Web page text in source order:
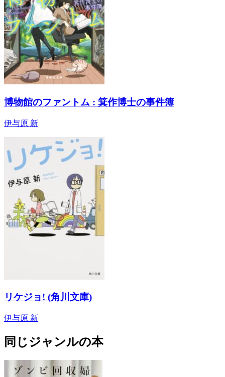
博物館のファントム : 箕作博士の事件簿
伊与原 新
リケジョ! (角川文庫)
伊与原 新
同じジャンルの本